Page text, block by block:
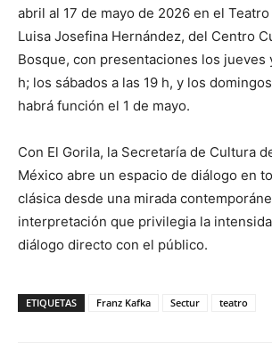
abril al 17 de mayo de 2026 en el
Luisa Josefina Hernández, del Centro
Bosque, con presentaciones los jueves
h; los sábados a las 19 h, y los
habrá función el 1 de mayo.
Con El Gorila, la Secretaría de Cultura
México abre un espacio de diálogo en
clásica desde una mirada
interpretación que privilegia la
diálogo directo con el público.
ETIQUETAS Franz Kafka Sectur teatro